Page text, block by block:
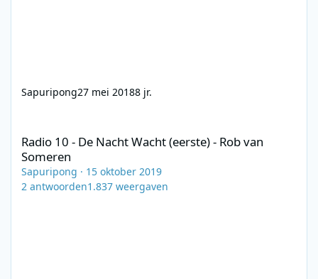
Sapuripong27 mei 20188 jr.
Radio 10 - De Nacht Wacht (eerste) - Rob van
Someren
Sapuripong · 15 oktober 2019
2 antwoorden1.837 weergaven